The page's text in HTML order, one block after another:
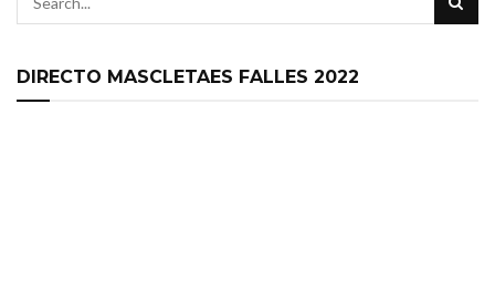
DIRECTO MASCLETAES FALLES 2022